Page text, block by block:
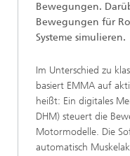
Bewegungen.
Bewegungen für
Systeme simulieren.
Im Unterschied zu
basiert EMMA auf
heißt: Ein digitales
DHM) steuert die
Motormodelle. Die
automatisch